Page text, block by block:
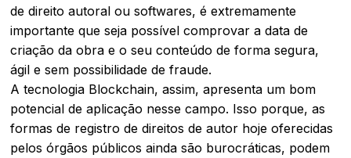
de direito autoral ou softwares, é extremamente
importante que seja possível comprovar a data de
criação da obra e o seu conteúdo de forma segura,
ágil e sem possibilidade de fraude.
A tecnologia Blockchain, assim, apresenta um bom
potencial de aplicação nesse campo. Isso porque, as
formas de registro de direitos de autor hoje oferecidas
pelos órgãos públicos ainda são burocráticas, podem